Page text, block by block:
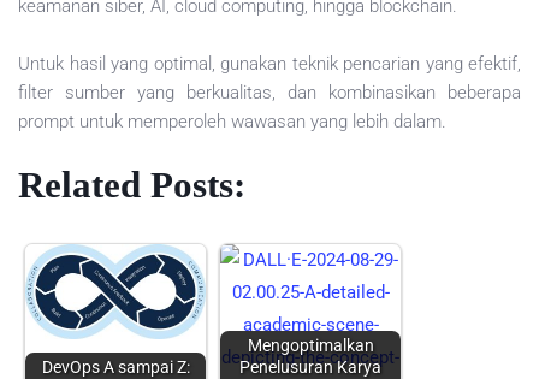
keamanan siber, AI, cloud computing, hingga blockchain.
Untuk hasil yang optimal, gunakan teknik pencarian yang efektif,
filter sumber yang berkualitas, dan kombinasikan beberapa
prompt untuk memperoleh wawasan yang lebih dalam.
Related Posts:
DevOps A sampai Z:
Mengoptimalkan
Penelusuran Karya